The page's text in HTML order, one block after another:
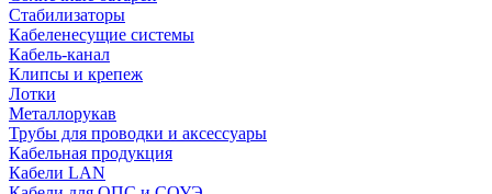
Стабилизаторы
Кабеленесущие системы
Кабель-канал
Клипсы и крепеж
Лотки
Металлорукав
Трубы для проводки и аксессуары
Кабельная продукция
Кабели LAN